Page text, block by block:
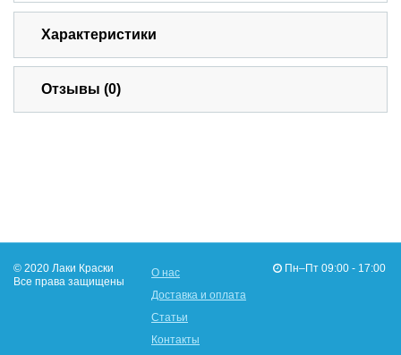
Характеристики
Отзывы (0)
© 2020 Лаки Краски
Все права защищены
О нас
Доставка и оплата
Статьи
Контакты
Пн–Пт 09:00 - 17:00